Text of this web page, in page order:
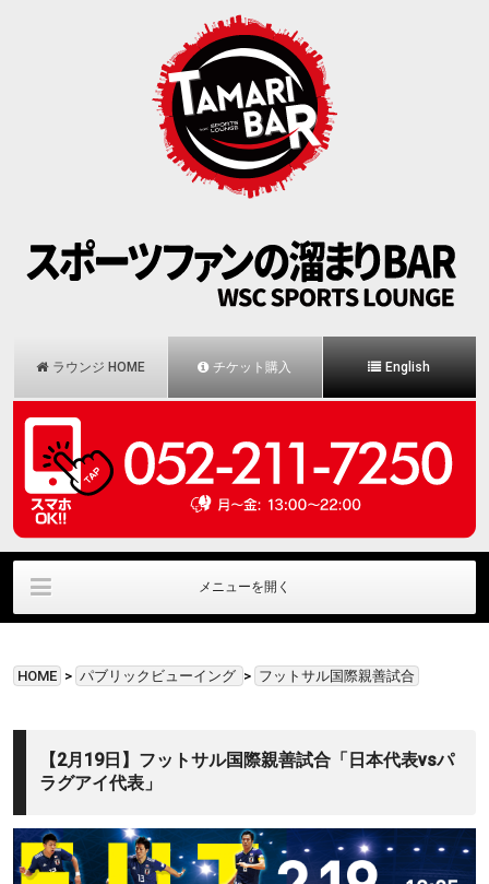
ラウンジ HOME チケット購入 English
メニューを開く
貸切利用 アクセス情報 お問い合わせ
HOME > パブリックビューイング > フットサル国際親善試合
【2月19日】フットサル国際親善試合「日本代表vsパ
ラグアイ代表」